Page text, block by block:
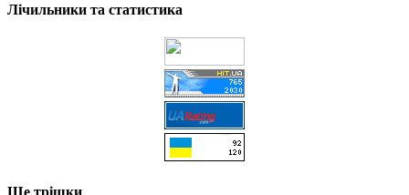
Лічильники та статистика